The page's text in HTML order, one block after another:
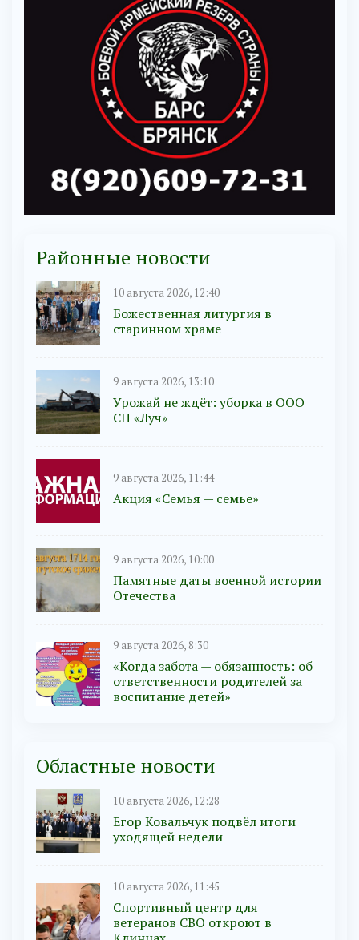
Районные новости
10 августа 2026, 12:40
Божественная литургия в
старинном храме
9 августа 2026, 13:10
Урожай не ждёт: уборка в ООО
СП «Луч»
9 августа 2026, 11:44
Акция «Семья — семье»
9 августа 2026, 10:00
Памятные даты военной истории
Отечества
9 августа 2026, 8:30
«Когда забота — обязанность: об
ответственности родителей за
воспитание детей»
Областные новости
10 августа 2026, 12:28
Егор Ковальчук подвёл итоги
уходящей недели
10 августа 2026, 11:45
Спортивный центр для
ветеранов СВО откроют в